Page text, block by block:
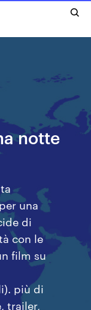
notte
una
di
con le
film su
più di
trailer,